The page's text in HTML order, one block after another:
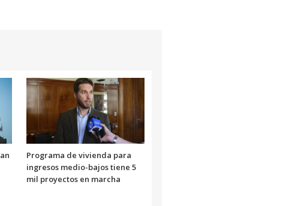
Programa de vivienda para
ingresos medio-bajos tiene 5
mil proyectos en marcha